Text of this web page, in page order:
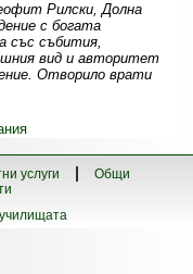
Рилски, Долна
с богата
със събития,
вид и авторитет
Отворило врати
услуги
Общи